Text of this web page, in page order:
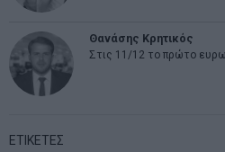
Θανάσης Κρητικός
Στις 11/12 το πρώτο
ΕΤΙΚΕΤΕΣ